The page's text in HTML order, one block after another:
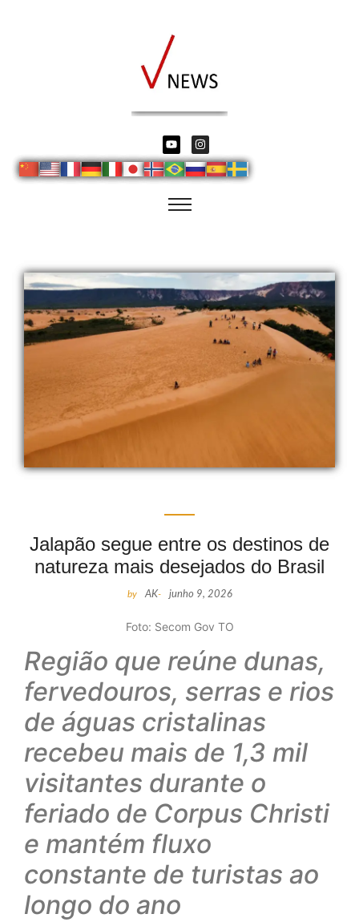
Jalapão segue entre os destinos de
natureza mais desejados do Brasil
by AK- junho 9, 2026
Foto: Secom Gov TO
Região que reúne dunas,
fervedouros, serras e rios
de águas cristalinas
recebeu mais de 1,3 mil
visitantes durante o
feriado de Corpus Christi
e mantém fluxo
constante de turistas ao
longo do ano